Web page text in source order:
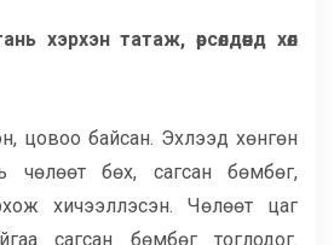
хэрхэн татаж, өрсөлдөөнд хөл
цовоо байсан. Эхлээд хөнгөн
чөлөөт бөх, сагсан бөмбөг,
хичээллэсэн. Чөлөөт цаг
сагсан бөмбөг тоглодог.